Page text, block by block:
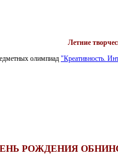
Летние
олимпиад "Креативность.
РОЖДЕНИЯ